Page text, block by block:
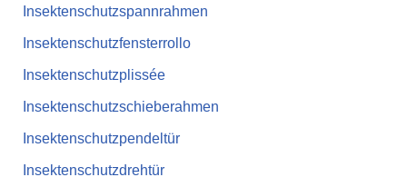
Insektenschutzspannrahmen
Insektenschutzfensterrollo
Insektenschutzplissée
Insektenschutzschieberahmen
Insektenschutzpendeltür
Insektenschutzdrehtür